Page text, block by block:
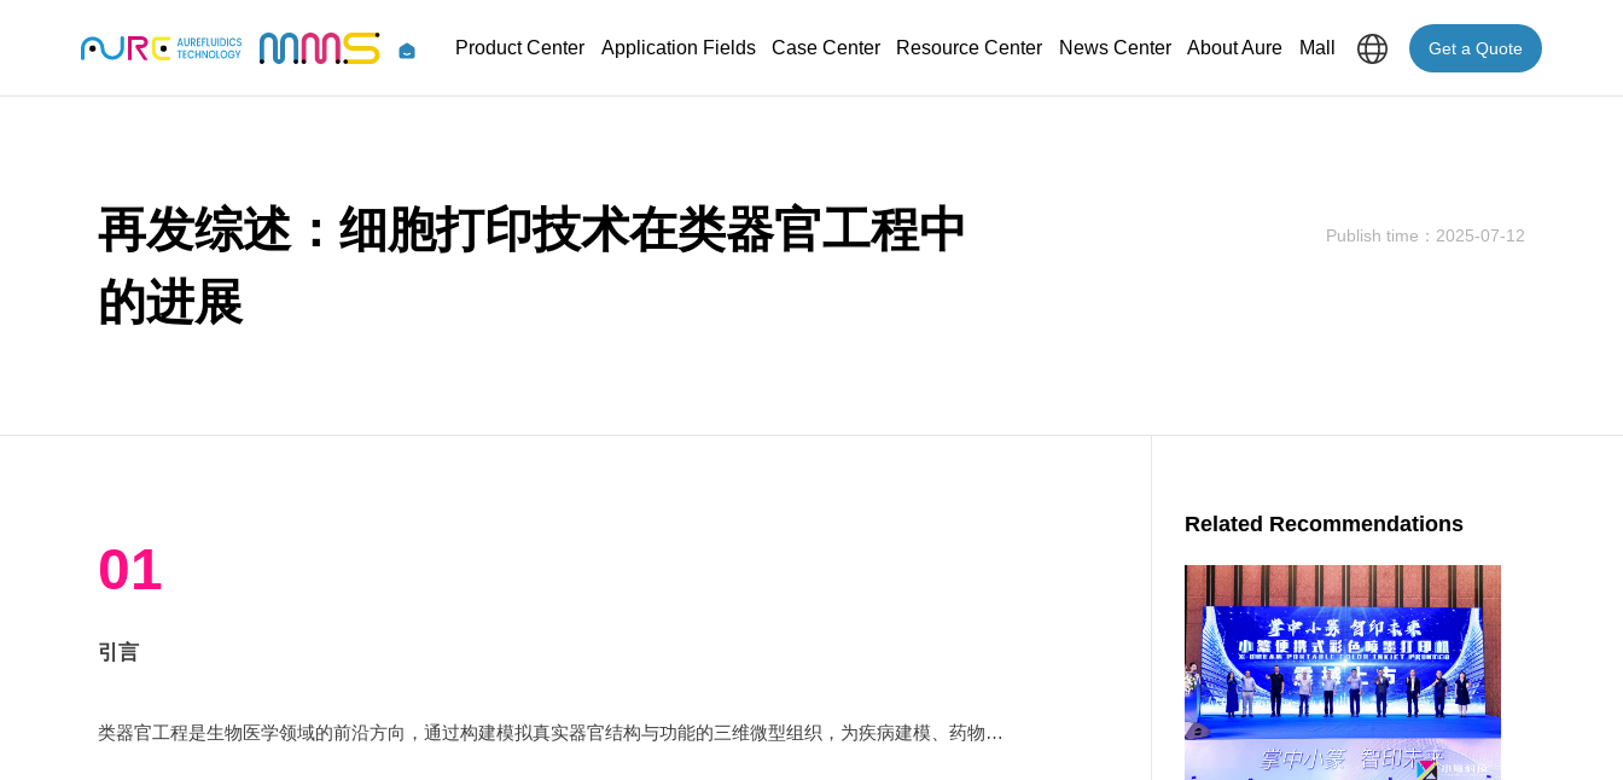
Product Center Application Fields Case Center Resource Center News Center About Aure Mall Get a Quote
再发综述：细胞打印技术在类器官工程中
的进展
Publish time：2025-07-12
01
引言
类器官工程是生物医学领域的前沿方向，通过构建模拟真实器官结构与功能的三维微型组织，为疾病建模、药物研发及再生医学提供了革命性平台。
Related Recommendations